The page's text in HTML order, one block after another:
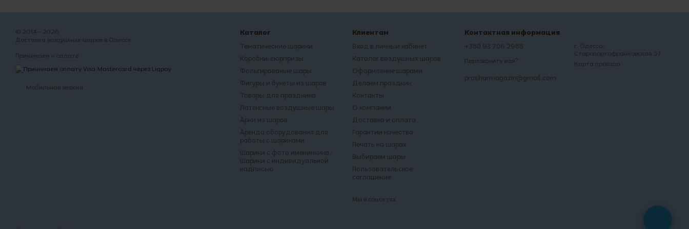
© 2014—2026
Доставка воздушных шаров в Одессе
Принимаем к оплате
Мобильная версия
Каталог
Тематические шарики
Коробки-сюрпризы
Фольгированые шары
Фигуры и букеты из шаров
Товары для праздника
Латексные воздушные шары
Арки из шаров
Аренда оборудования для
работы с шариками
Шарики с фото именинника /
Шарики с индивидуальной
надписью
Клиентам
Вход в личный кабинет
Каталог воздушных шаров
Оформление шарами
Делаем праздник
Контакты
О компании
Доставка и оплата
Гарантии качества
Печать на шарах
Выбираем шары
Пользовательское
соглашение
Мы в соцсетях
Контактная информация
+380 93 706 2988
Перезвонить вам?
prosharmagazin@gmail.com
г. Одесса,
Старопортофранковская 57
Карта проезда